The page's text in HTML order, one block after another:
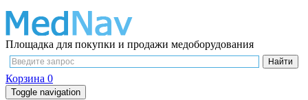
Площадка для покупки и продажи медоборудования
Корзина 0
Toggle navigation